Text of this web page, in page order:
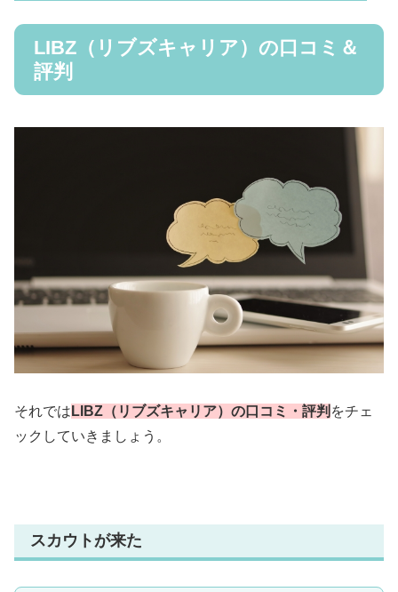
LIBZ（リブズキャリア）の口コミ＆
評判
それでは LIBZ（リブズキャリア）の口コミ・評判 をチェ
ックしていきましょう。
スカウトが来た